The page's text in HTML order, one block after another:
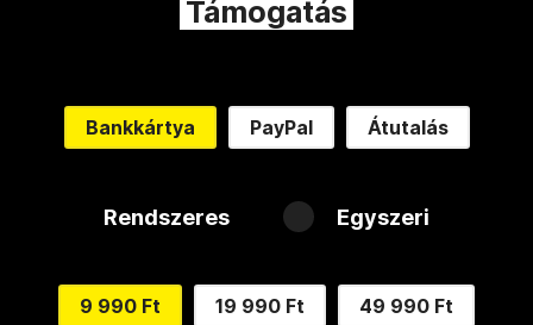
Támogatás
Bankkártya PayPal Átutalás
Rendszeres Egyszeri
9 990 Ft 19 990 Ft 49 990 Ft